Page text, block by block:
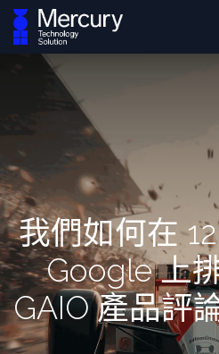
我們如何在
Google 上
GAIO 產品評